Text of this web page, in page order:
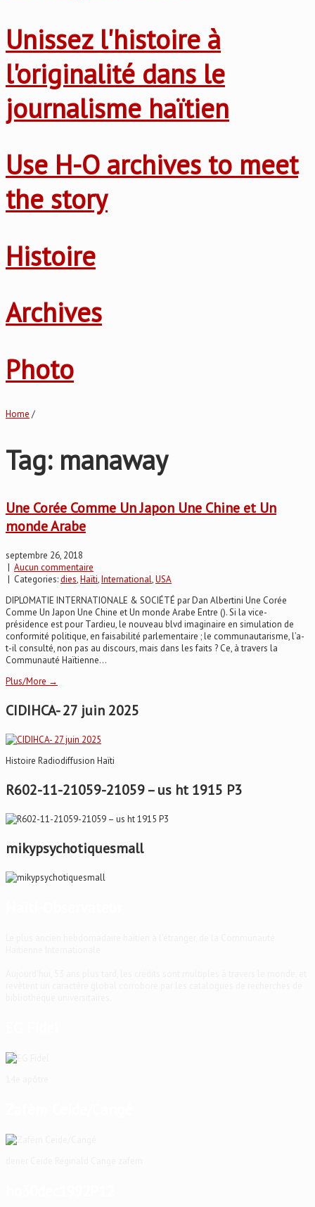
Unissez l'histoire à
l'originalité dans le
journalisme haïtien
Use H-O archives to meet
the story
Histoire
Archives
Photo
Home /
Tag: manaway
Une Corée Comme Un Japon Une Chine et Un
monde Arabe
septembre 26, 2018
| Aucun commentaire
| Categories:dies,Haïti,International,USA
DIPLOMATIE INTERNATIONALE & SOCIÉTÉ par Dan Albertini Une Corée
Comme Un Japon Une Chine et Un monde Arabe Entre (). Si la vice-
présidence est pour Tardieu, le nouveau blvd imaginaire en simulation de
conformité politique, en faisabilité parlementaire ; le communautarisme, l’a-
t-il consulté, non pas au discours, mais dans les faits ? Ce, à travers la
Communauté Haïtienne...
Plus/More →
CIDIHCA- 27 juin 2025
Histoire Radiodiffusion Haïti
R602-11-21059-21059 – us ht 1915 P3
mikypsychotiquesmall